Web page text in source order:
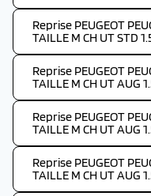
Reprise PEUGEOT
TAILLE M CH UT STD
Reprise PEUGEOT
TAILLE M CH UT AUG
Reprise PEUGEOT
TAILLE M CH UT AUG
Reprise PEUGEOT
TAILLE M CH UT AUG